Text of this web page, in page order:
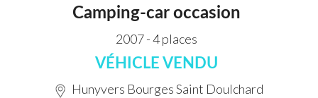
Camping-car occasion
2007 - 4 places
VÉHICLE VENDU
Hunyvers Bourges Saint Doulchard